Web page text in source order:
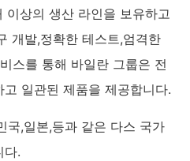
상의 생산 라인을 보유하고
개발,정확한 테스트,엄격한
스를 통해 바일란 그룹은 전
일관된 제품을 제공합니다.
국,일본,등과 같은 다스 국가
다.